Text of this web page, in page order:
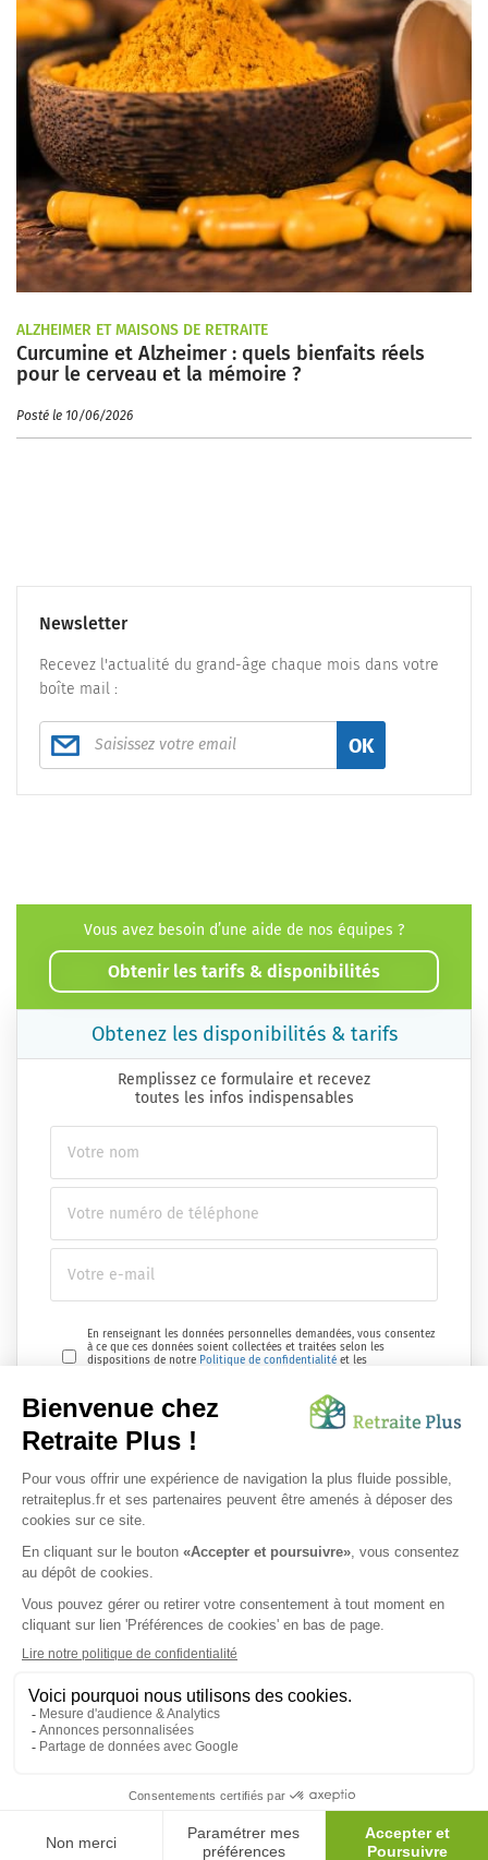
ALZHEIMER ET MAISONS DE RETRAITE
Curcumine et Alzheimer : quels bienfaits réels
pour le cerveau et la mémoire ?
Posté le 10/06/2026
Newsletter
Recevez l'actualité du grand-âge chaque mois dans votre
boîte mail :
OK
Vous avez besoin d’une aide de nos équipes ?
Obtenir les tarifs & disponibilités
Obtenez les disponibilités & tarifs
Remplissez ce formulaire et recevez
toutes les infos indispensables
En renseignant les données personnelles demandées, vous consentez
à ce que ces données soient collectées et traitées selon les
dispositions de notre Politique de confidentialité et les
Envoyer ma demande
Nous vous informons de l'existence de la liste d'opposition au
démarchage téléphonique. Inscription sur
SUIVEZ-NOUS SUR :
Protection données personnelles
Mentions légales|Espace Presse
au démarchage téléphonique. Inscription sur
© 2026 Retraite Plus - Tous droits réservés - Plan du site